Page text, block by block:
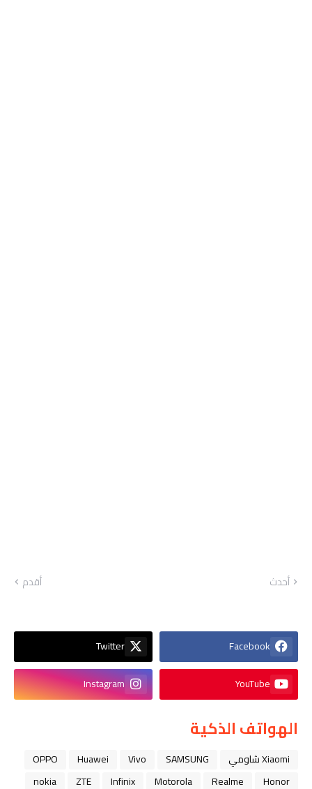
أحدث أقدم
Facebook
Twitter
YouTube
Instagram
الهواتف الذكية
Xiaomi شاومي SAMSUNG
Vivo
Huawei
OPPO
Honor
Realme
Motorola
Infinix
ZTE
nokia